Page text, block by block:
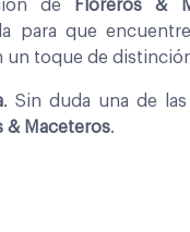
de Floreros &
para que
un toque de
. Sin duda una de
& Maceteros.